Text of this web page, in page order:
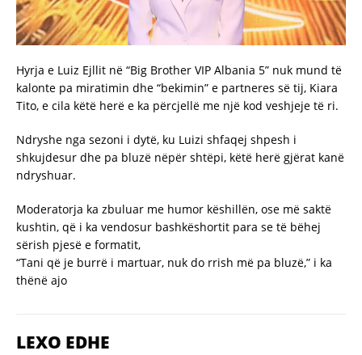
Hyrja e Luiz Ejllit në “Big Brother VIP Albania 5” nuk mund të
kalonte pa miratimin dhe “bekimin” e partneres së tij, Kiara
Tito, e cila këtë herë e ka përcjellë me një kod veshjeje të ri.
Ndryshe nga sezoni i dytë, ku Luizi shfaqej shpesh i
shkujdesur dhe pa bluzë nëpër shtëpi, këtë herë gjërat kanë
ndryshuar.
Moderatorja ka zbuluar me humor këshillën, ose më saktë
kushtin, që i ka vendosur bashkëshortit para se të bëhej
sërish pjesë e formatit,
“Tani që je burrë i martuar, nuk do rrish më pa bluzë,” i ka
thënë ajo
LEXO EDHE